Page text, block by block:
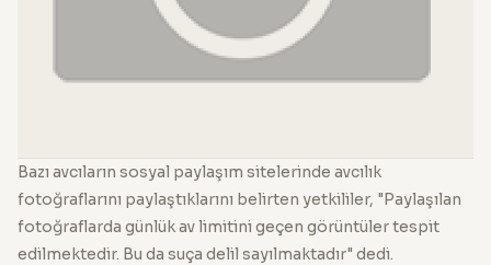
Bazı avcıların sosyal paylaşım sitelerinde avcılık
fotoğraflarını paylaştıklarını belirten yetkililer, "Paylaşılan
fotoğraflarda günlük av limitini geçen görüntüler tespit
edilmektedir. Bu da suça delil sayılmaktadır" dedi.